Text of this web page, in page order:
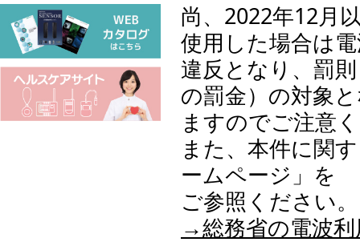
尚、2022年12月
使用した場合は
違反となり、罰
の罰金）の対象
ますのでご注意
また、本件に関
ームページ」を
ご参照ください。
→総務省の電波